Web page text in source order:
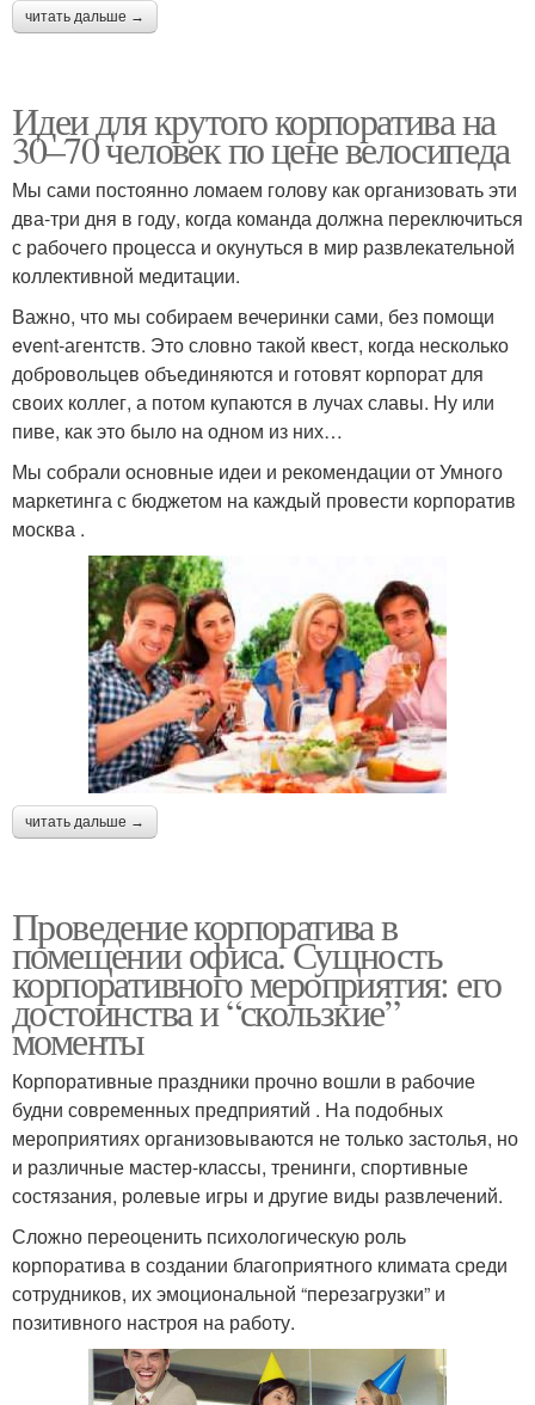
читать дальше →
Идеи для крутого корпоратива на
30–70 человек по цене велосипеда
Мы сами постоянно ломаем голову как организовать эти
два-три дня в году, когда команда должна переключиться
с рабочего процесса и окунуться в мир развлекательной
коллективной медитации.
Важно, что мы собираем вечеринки сами, без помощи
event-агентств. Это словно такой квест, когда несколько
добровольцев объединяются и готовят корпорат для
своих коллег, а потом купаются в лучах славы. Ну или
пиве, как это было на одном из них…
Мы собрали основные идеи и рекомендации от Умного
маркетинга с бюджетом на каждый провести корпоратив
москва .
читать дальше →
Проведение корпоратива в
помещении офиса. Сущность
корпоративного мероприятия: его
достоинства и “скользкие”
моменты
Корпоративные праздники прочно вошли в рабочие
будни современных предприятий . На подобных
мероприятиях организовываются не только застолья, но
и различные мастер-классы, тренинги, спортивные
состязания, ролевые игры и другие виды развлечений.
Сложно переоценить психологическую роль
корпоратива в создании благоприятного климата среди
сотрудников, их эмоциональной “перезагрузки” и
позитивного настроя на работу.